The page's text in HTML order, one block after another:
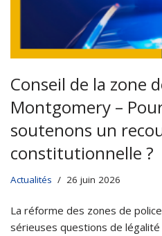
Conseil de la zone
Montgomery –
soutenons un
constitutionnelle ?
Actualités 26 juin 2026
La réforme des zones de
sérieuses questions de